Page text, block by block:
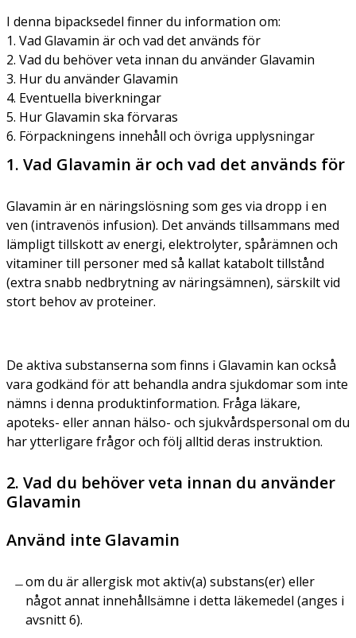
I denna bipacksedel finner du information om:
1. Vad Glavamin är och vad det används för
2. Vad du behöver veta innan du använder Glavamin
3. Hur du använder Glavamin
4. Eventuella biverkningar
5. Hur Glavamin ska förvaras
6. Förpackningens innehåll och övriga upplysningar
1. Vad Glavamin är och vad det används för
Glavamin är en näringslösning som ges via dropp i en
ven (intravenös infusion). Det används tillsammans med
lämpligt tillskott av energi, elektrolyter, spårämnen och
vitaminer till personer med så kallat katabolt tillstånd
(extra snabb nedbrytning av näringsämnen), särskilt vid
stort behov av proteiner.
De aktiva substanserna som finns i Glavamin kan också
vara godkänd för att behandla andra sjukdomar som inte
nämns i denna produktinformation. Fråga läkare,
apoteks- eller annan hälso- och sjukvårdspersonal om du
har ytterligare frågor och följ alltid deras instruktion.
2. Vad du behöver veta innan du använder
Glavamin
Använd inte Glavamin
om du är allergisk mot aktiv(a) substans(er) eller
något annat innehållsämne i detta läkemedel (anges i
avsnitt 6).